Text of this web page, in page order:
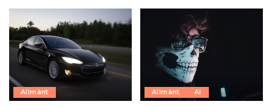
Allmänt Allmänt AI